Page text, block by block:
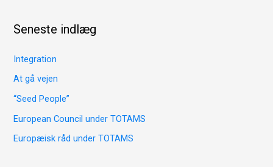
e
f
t
:
Seneste indlæg
Integration
At gå vejen
“Seed People”
European Council under TOTAMS
Europæisk råd under TOTAMS